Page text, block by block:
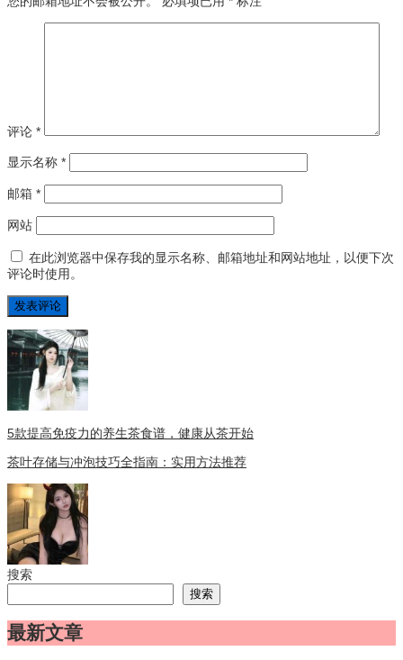
评论 *
显示名称 *
邮箱 *
网站
在此浏览器中保存我的显示名称、邮箱地址和网站地址，以便下次
评论时使用。
5款提高免疫力的养生茶食谱，健康从茶开始
茶叶存储与冲泡技巧全指南：实用方法推荐
搜索
搜索
最新文章